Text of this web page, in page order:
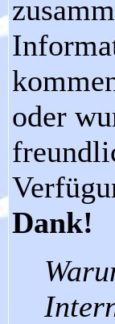
oder
Dank!